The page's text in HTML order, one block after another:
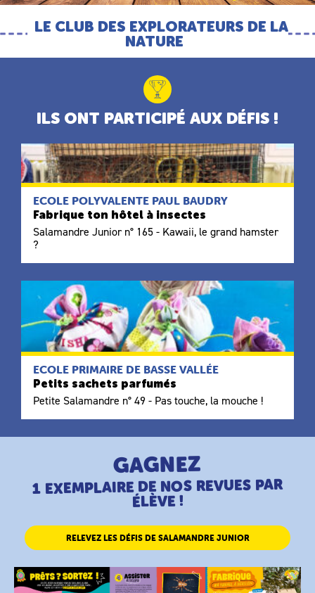
LE CLUB DES EXPLORATEURS DE LA
NATURE
ILS ONT PARTICIPÉ AUX DÉFIS !
ECOLE POLYVALENTE PAUL BAUDRY
Fabrique ton hôtel à insectes
Salamandre Junior n° 165 - Kawaii, le grand hamster
?
ECOLE PRIMAIRE DE BASSE VALLÉE
Petits sachets parfumés
Petite Salamandre n° 49 - Pas touche, la mouche !
GAGNEZ
1 EXEMPLAIRE DE NOS REVUES PAR
ÉLÈVE !
RELEVEZ LES DÉFIS DE SALAMANDRE JUNIOR